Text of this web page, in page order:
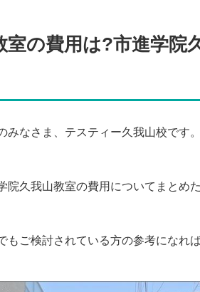
室の費用は?市進学院
みなさま、テスティー久我山校です。
院久我山教室の費用についてまとめ
もご検討されている方の参考になれば